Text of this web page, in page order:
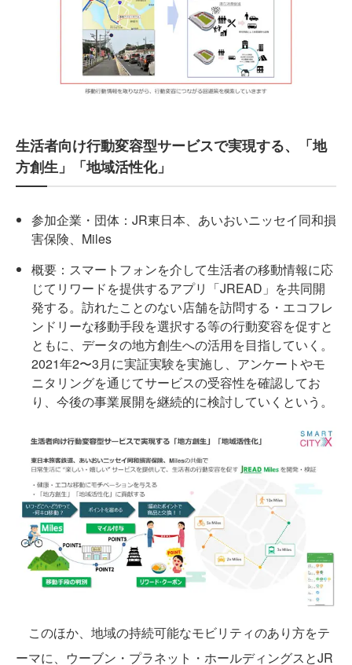
生活者向け行動変容型サービスで実現する、「地
方創生」「地域活性化」
参加企業・団体：JR東日本、あいおいニッセイ同和損
害保険、Miles
概要：スマートフォンを介して生活者の移動情報に応
じてリワードを提供するアプリ「JREAD」を共同開
発する。訪れたことのない店舗を訪問する・エコフレ
ンドリーな移動手段を選択する等の行動変容を促すと
ともに、データの地方創生への活用を目指していく。
2021年2〜3月に実証実験を実施し、アンケートやモ
ニタリングを通じてサービスの受容性を確認してお
り、今後の事業展開を継続的に検討していくという。
このほか、地域の持続可能なモビリティのあり方をテ
ーマに、ウーブン・プラネット・ホールディングスとJR